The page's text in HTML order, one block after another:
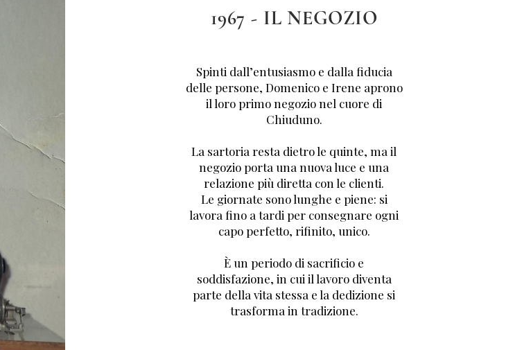
1967 - IL NEGOZIO
Spinti dall’entusiasmo e dalla fiducia
delle persone, Domenico e Irene aprono
il loro primo negozio nel cuore di
Chiuduno.
La sartoria resta dietro le quinte, ma il
negozio porta una nuova luce e una
relazione più diretta con le clienti.
Le giornate sono lunghe e piene: si
lavora fino a tardi per consegnare ogni
capo perfetto, rifinito, unico.
È un periodo di sacrificio e
soddisfazione, in cui il lavoro diventa
parte della vita stessa e la dedizione si
trasforma in tradizione.